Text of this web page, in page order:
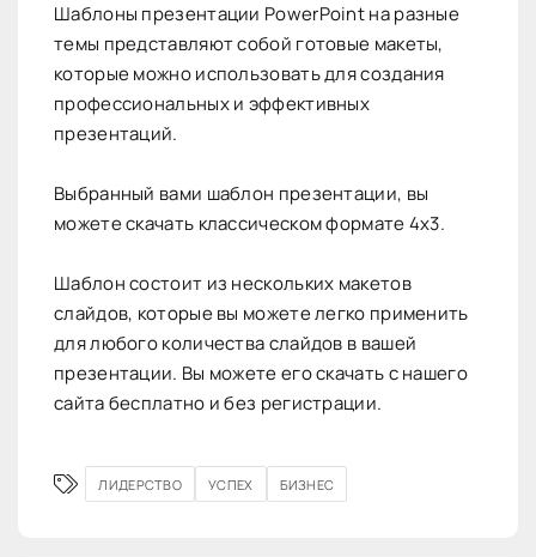
Шаблоны презентации PowerPoint на разные
темы представляют собой готовые макеты,
которые можно использовать для создания
профессиональных и эффективных
презентаций.
Выбранный вами шаблон презентации, вы
можете скачать классическом формате 4х3.
Шаблон состоит из нескольких макетов
слайдов, которые вы можете легко применить
для любого количества слайдов в вашей
презентации. Вы можете его скачать с нашего
сайта бесплатно и без регистрации.
ЛИДЕРСТВО УСПЕХ БИЗНЕС